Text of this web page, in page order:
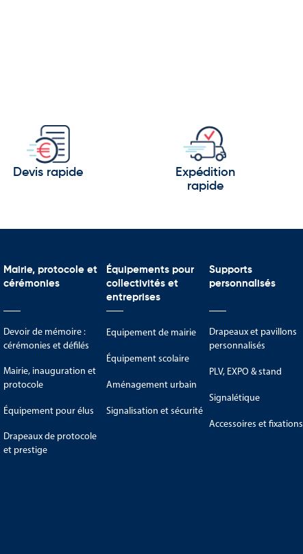
Devis rapide
Expédition
rapide
Mairie, protocole et
cérémonies
Devoir de mémoire :
cérémonies et défilés
Mairie, inauguration et
protocole
Équipement pour élus
Drapeaux de protocole
et prestige
Équipements pour
collectivités et
entreprises
Equipement de mairie
Équipement scolaire
Aménagement urbain
Signalisation et sécurité
Supports
personnalisés
Drapeaux et pavillons
personnalisés
PLV, EXPO & stand
Signalétique
Accessoires et fixations